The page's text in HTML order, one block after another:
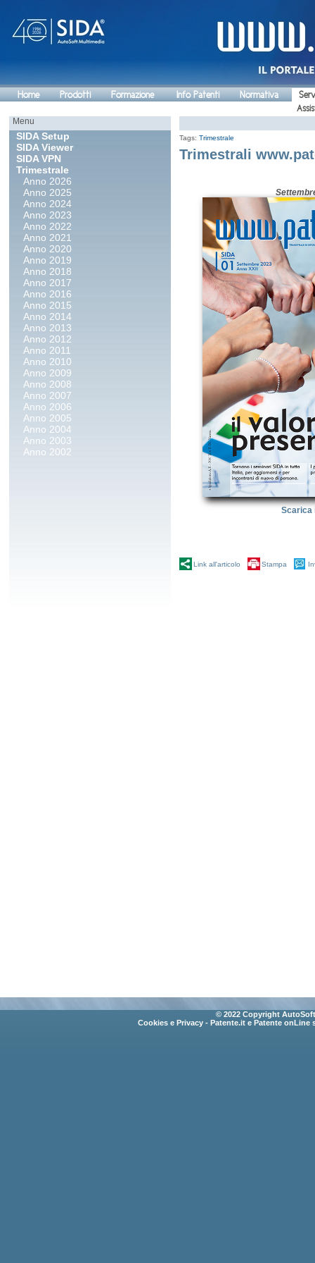
Home Prodotti Formazione Info Patenti Normativa
Menu
SIDA Setup
SIDA Viewer
SIDA VPN
Trimestrale
Anno 2026
Anno 2025
Anno 2024
Anno 2023
Anno 2022
Anno 2021
Anno 2020
Anno 2019
Anno 2018
Anno 2017
Anno 2016
Anno 2015
Anno 2014
Anno 2013
Anno 2012
Anno 2011
Anno 2010
Anno 2009
Anno 2008
Anno 2007
Anno 2006
Anno 2005
Anno 2004
Anno 2003
Anno 2002
Tags: Trimestrale
Trimestrali
Scarica
Link all'articolo Stampa
© 2022 Copyright
Cookies e Privacy - Patente.it e Patente onLine